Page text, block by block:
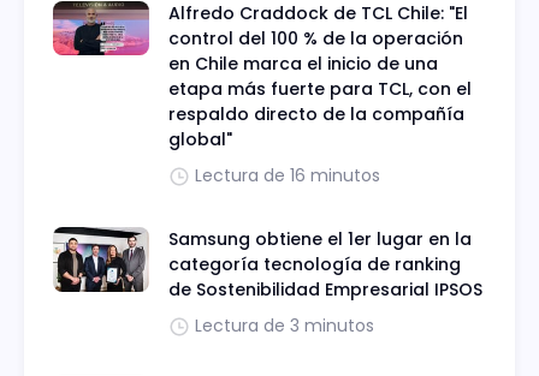
Alfredo Craddock de TCL Chile: "El
control del 100 % de la operación
en Chile marca el inicio de una
etapa más fuerte para TCL, con el
respaldo directo de la compañía
global"
Lectura de 16 minutos
Samsung obtiene el 1er lugar en la
categoría tecnología de ranking
de Sostenibilidad Empresarial IPSOS
Lectura de 3 minutos